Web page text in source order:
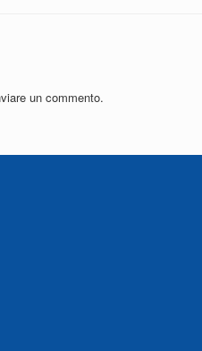
un commento.